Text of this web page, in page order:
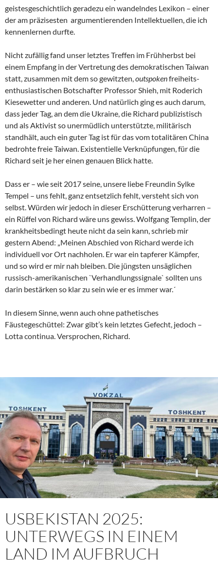
geistesgeschichtlich geradezu ein wandelndes Lexikon – einer
der am präzisesten argumentierenden Intellektuellen, die ich
kennenlernen durfte.
Nicht zufällig fand unser letztes Treffen im Frühherbst bei
einem Empfang in der Vertretung des demokratischen Taiwan
statt, zusammen mit dem so gewitzten,outspokenfreiheits-
enthusiastischen Botschafter Professor Shieh, mit Roderich
Kiesewetter und anderen. Und natürlich ging es auch darum,
dass jeder Tag, an dem die Ukraine, die Richard publizistisch
und als Aktivist so unermüdlich unterstützte, militärisch
standhält, auch ein guter Tag ist für das vom totalitären China
bedrohte freie Taiwan. Existentielle Verknüpfungen, für die
Richard seit je her einen genauen Blick hatte.
Dass er – wie seit 2017 seine, unsere liebe Freundin Sylke
Tempel – uns fehlt, ganz entsetzlich fehlt, versteht sich von
selbst. Würden wir jedoch in dieser Erschütterung verharren –
ein Rüffel von Richard wäre uns gewiss. Wolfgang Templin, der
krankheitsbedingt heute nicht da sein kann, schrieb mir
gestern Abend: „Meinen Abschied von Richard werde ich
individuell vor Ort nachholen. Er war ein tapferer Kämpfer,
und so wird er mir nah bleiben. Die jüngsten unsäglichen
russisch-amerikanischen `Verhandlungssignale` sollten uns
darin bestärken so klar zu sein wie er es immer war.´
In diesem Sinne, wenn auch ohne pathetisches
Fäustegeschüttel: Zwar gibt’s kein letztes Gefecht, jedoch –
Lotta continua. Versprochen, Richard.
USBEKISTAN 2025:
UNTERWEGS IN EINEM
LAND IM AUFBRUCH